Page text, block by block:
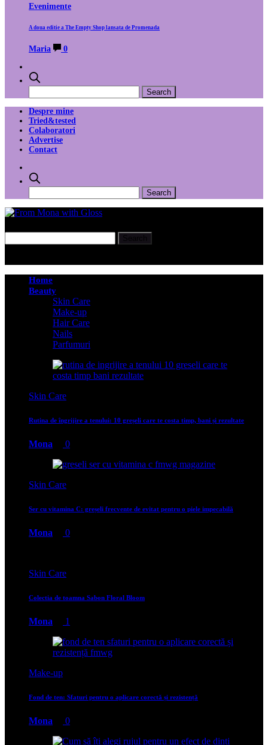
Evenimente
A doua editie a The Empty Shop lansata de Promenada
Maria 0
Despre mine
Tried&tested
Colaboratori
Advertise
Contact
Home
Beauty
Skin Care
Make-up
Hair Care
Nails
Parfumuri
Skin Care
Rutina de îngrijire a tenului: 10 greșeli care te costa timp, bani și rezultate
Mona 0
Skin Care
Ser cu vitamina C: greșeli frecvente de evitat pentru o piele impecabilă
Mona 0
Skin Care
Colectia de toamna Sabon Floral Bloom
Mona 1
Make-up
Fond de ten: Sfaturi pentru o aplicare corectă și rezistență
Mona 0